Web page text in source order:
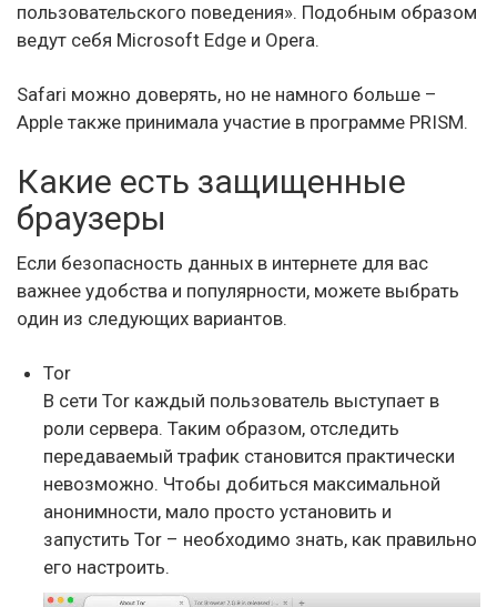
пользовательского поведения». Подобным образом
ведут себя Microsoft Edge и Opera.
Safari можно доверять, но не намного больше –
Apple также принимала участие в программе PRISM.
Какие есть защищенные
браузеры
Если безопасность данных в интернете для вас
важнее удобства и популярности, можете выбрать
один из следующих вариантов.
Tor
В сети Tor каждый пользователь выступает в
роли сервера. Таким образом, отследить
передаваемый трафик становится практически
невозможно. Чтобы добиться максимальной
анонимности, мало просто установить и
запустить Tor – необходимо знать, как правильно
его настроить.